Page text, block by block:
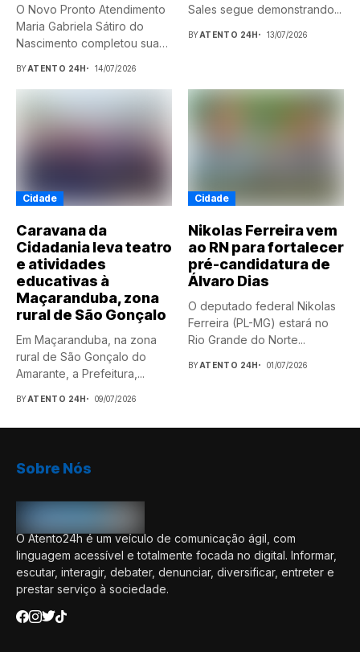
O Novo Pronto Atendimento
Maria Gabriela Sátiro do
Nascimento completou sua
BYATENTO 24H 14/07/2026
Sales segue demonstrando...
BYATENTO 24H 13/07/2026
Cidade
Caravana da
Cidadania leva teatro
e atividades
educativas à
Maçaranduba, zona
rural de São Gonçalo
Em Maçaranduba, na zona
rural de São Gonçalo do
Amarante, a Prefeitura,...
BYATENTO 24H 09/07/2026
Cidade
Nikolas Ferreira vem
ao RN para fortalecer
pré-candidatura de
Álvaro Dias
O deputado federal Nikolas
Ferreira (PL-MG) estará no
Rio Grande do Norte...
BYATENTO 24H 01/07/2026
Sobre Nós
O Atento24h é um veículo de comunicação ágil, com
linguagem acessível e totalmente focada no digital. Informar,
escutar, interagir, debater, denunciar, diversificar, entreter e
prestar serviço à sociedade.